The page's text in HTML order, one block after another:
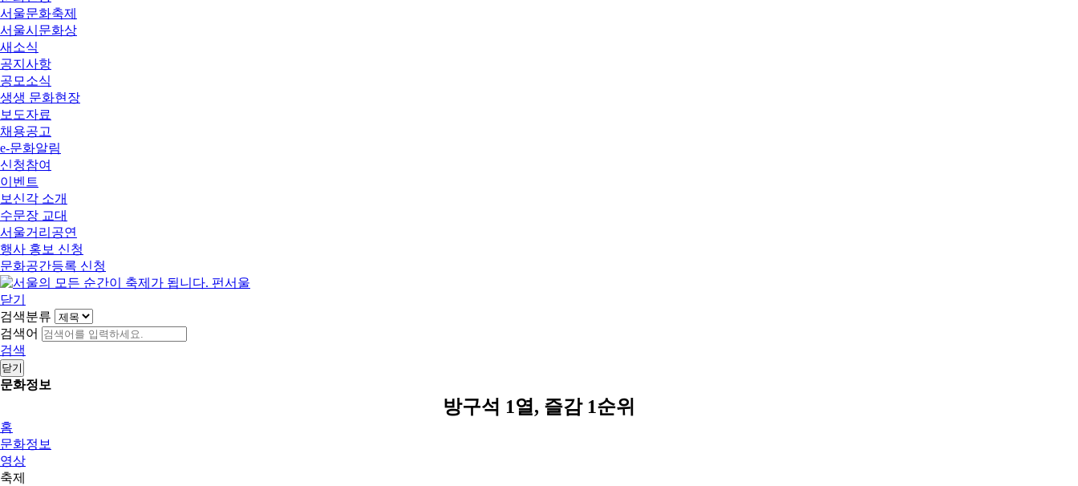
서울문화축제
서울시문화상
새소식
공지사항
공모소식
생생 문화현장
보도자료
채용공고
e-문화알림
신청참여
이벤트
보신각 소개
수문장 교대
서울거리공연
행사 홍보 신청
문화공간등록 신청
닫기
검색분류
검색어
검색
닫기
문화정보
방구석 1열, 즐감 1순위
홈
문화정보
영상
축제